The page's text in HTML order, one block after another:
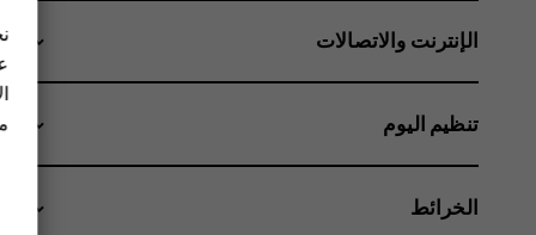
الإنترنت والاتصالات
تنظيم اليوم
الخرائط